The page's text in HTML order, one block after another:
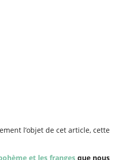
l’objet de cet article, cette
et les franges que nous